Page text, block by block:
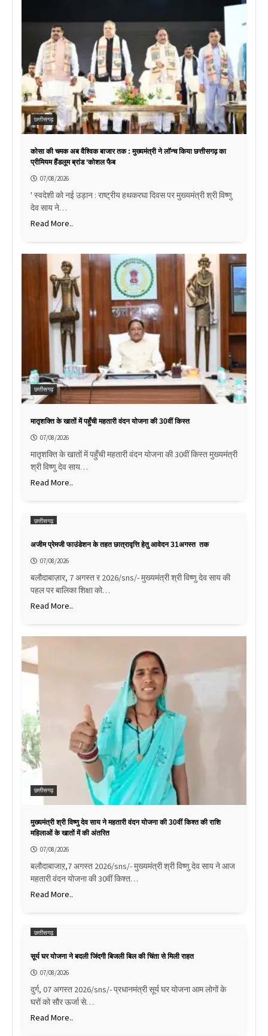
छत्तीसगढ़
कोसा की चमक अब वैश्विक बाजार तक : मुख्यमंत्री ने लॉन्च किया छत्तीसगढ़ का
प्रीमियम हैंडलूम ब्रांड ‘कोशल फैब
07/08/2026
' स्वदेशी को नई उड़ान : राष्ट्रीय हथकरघा दिवस पर मुख्यमंत्री श्री विष्णु
देव साय ने…
Read More..
छत्तीसगढ़
मातृशक्ति के खातों में पहुँची महतारी वंदन योजना की 30वीं किस्त
07/08/2026
मातृशक्ति के खातों में पहुँची महतारी वंदन योजना की 30वीं किस्त मुख्यमंत्री
श्री विष्णु देव साय…
Read More..
छत्तीसगढ़
अजीम प्रेमजी फाउंडेशन के तहत छात्रावृत्ति हेतु आवेदन 31अगस्त तक
07/08/2026
बलौदाबाज़ार, 7 अगस्त र 2026/sns/- मुख्यमंत्री श्री विष्णु देव साय की
पहल पर बालिका शिक्षा को…
Read More..
छत्तीसगढ़
मुख्यमंत्री श्री विष्णु देव साय ने महतारी वंदन योजना की 30वीं किश्त की राशि
महिलाओं के खातों में की अंतरित
07/08/2026
बलौदाबाजाऱ,7 अगस्त 2026/sns/- मुख्यमंत्री श्री विष्णु देव साय ने आज
महतारी वंदन योजना की 30वीं किश्त…
Read More..
छत्तीसगढ़
सूर्य घर योजना ने बदली जिंदगी बिजली बिल की चिंता से मिली राहत
07/08/2026
दुर्ग, 07 अगस्त 2026/sns/- प्रधानमंत्री सूर्य घर योजना आम लोगों के
घरों को सौर ऊर्जा से…
Read More..